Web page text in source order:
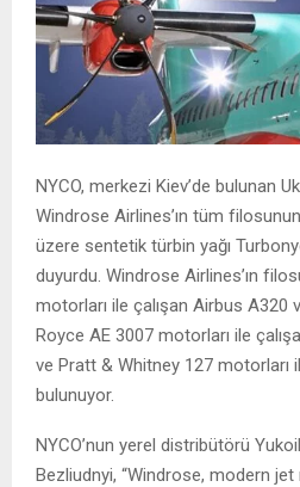
NYCO, merkezi Kiev’de bulunan
Windrose Airlines’ın tüm
üzere sentetik türbin yağı
duyurdu. Windrose Airlines’ın
motorları ile çalışan Airbus A320
Royce AE 3007 motorları ile
ve Pratt & Whitney 127 motorları
bulunuyor.
NYCO’nun yerel distribütörü
Bezliudnyi, “Windrose, modern jet